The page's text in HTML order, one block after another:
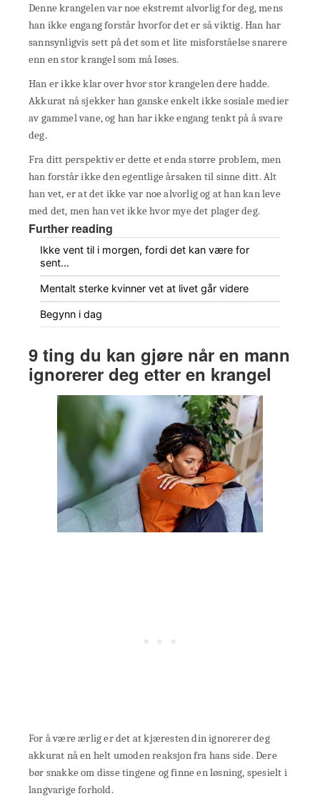
Denne krangelen var noe ekstremt alvorlig for deg, mens
han ikke engang forstår hvorfor det er så viktig. Han har
sannsynligvis sett på det som et lite misforståelse snarere
enn en stor krangel som må løses.
Han er ikke klar over hvor stor krangelen dere hadde.
Akkurat nå sjekker han ganske enkelt ikke sosiale medier
av gammel vane, og han har ikke engang tenkt på å svare
deg.
Fra ditt perspektiv er dette et enda større problem, men
han forstår ikke den egentlige årsaken til sinne ditt. Alt
han vet, er at det ikke var noe alvorlig og at han kan leve
med det, men han vet ikke hvor mye det plager deg.
Further reading
Ikke vent til i morgen, fordi det kan være for
sent…
Mentalt sterke kvinner vet at livet går videre
Begynn i dag
9 ting du kan gjøre når en mann
ignorerer deg etter en krangel
For å være ærlig er det at kjæresten din ignorerer deg
akkurat nå en helt umoden reaksjon fra hans side. Dere
bør snakke om disse tingene og finne en løsning, spesielt i
langvarige forhold.